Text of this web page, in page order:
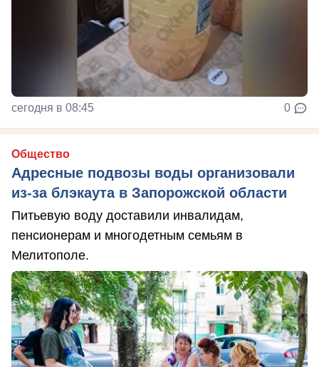
сегодня в 08:45 0
Общество
Адресные подвозы воды организовали
из-за блэкаута в Запорожской области
Питьевую воду доставили инвалидам,
пенсионерам и многодетным семьям в
Мелитополе.